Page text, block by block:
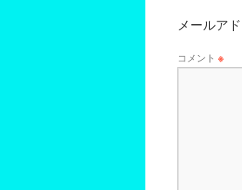
メールア
コメント ※